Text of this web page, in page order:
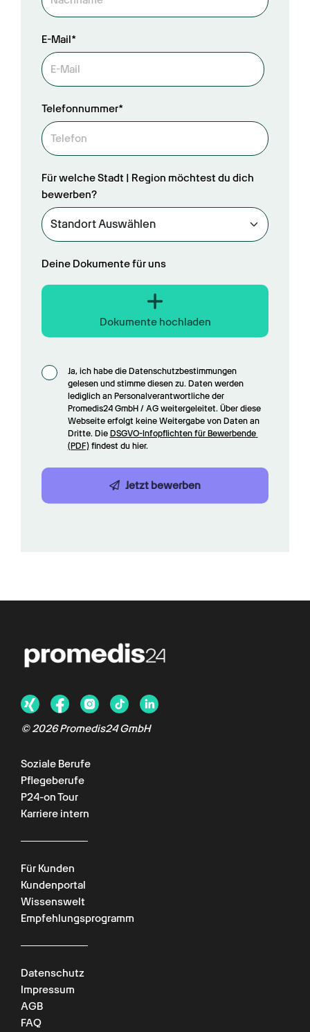
E-Mail*
Telefonnummer*
Für welche Stadt | Region möchtest du dich
bewerben?
Deine Dokumente für uns
Dokumente hochladen
Ja, ich habe die Datenschutzbestimmungen
gelesen und stimme diesen zu. Daten werden
lediglich an Personalverantwortliche der
Promedis24 GmbH / AG weitergeleitet. Über diese
Webseite erfolgt keine Weitergabe von Daten an
Dritte. Die DSGVO-Infopflichten für Bewerbende
(PDF) findest du hier.
Jetzt bewerben
©2026Promedis24 GmbH
Soziale Berufe
Pflegeberufe
P24-on Tour
Karriere intern
Für Kunden
Kundenportal
Wissenswelt
Empfehlungsprogramm
Datenschutz
Impressum
AGB
FAQ